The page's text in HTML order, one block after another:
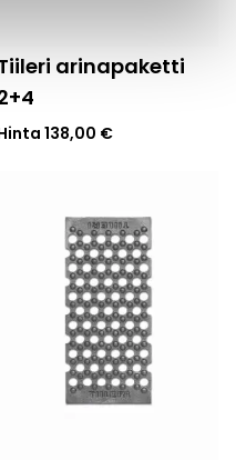
arinapaketti
138,00 €